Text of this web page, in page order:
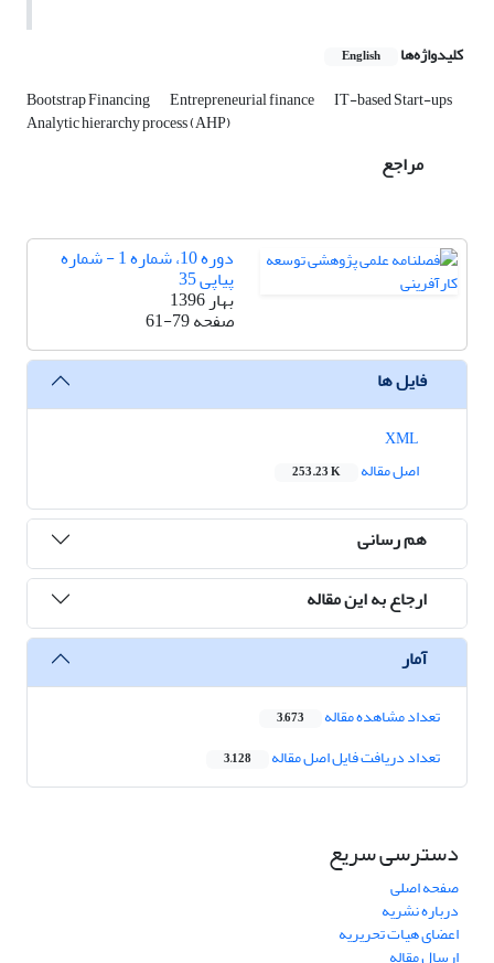
کلیدواژه‌ها English
Bootstrap Financing Entrepreneurial finance IT-based Start-ups
Analytic hierarchy process (AHP)
مراجع
دوره 10، شماره 1 - شماره
پیاپی 35
بهار 1396
صفحه61-79
فایل ها
اصل مقاله
253.23 K
هم رسانی
ارجاع به این مقاله
آمار
تعداد مشاهده مقاله 3,673
تعداد دریافت فایل اصل مقاله 3,128
دسترسی سریع
صفحه اصلی
درباره نشریه
اعضای هیات تحریریه